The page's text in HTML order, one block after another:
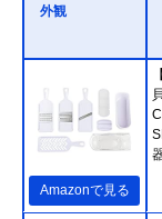
外観
Amazonで見る